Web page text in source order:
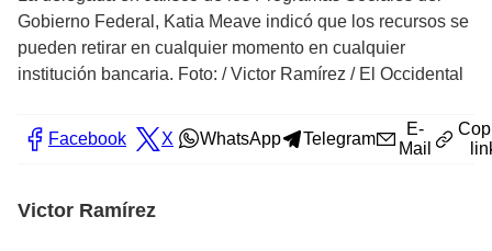
Gobierno Federal, Katia Meave indicó que los recursos se
pueden retirar en cualquier momento en cualquier
institución bancaria. Foto: /Victor Ramírez / El Occidental
Facebook X WhatsApp Telegram
E-
Mail
Victor Ramírez